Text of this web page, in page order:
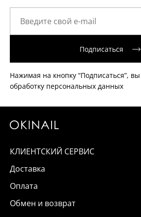
Подписаться
Нажимая на кнопку “Подписаться”,
обработку персональных данных
КЛИЕНТСКИЙ СЕРВИС
Доставка
Оплата
Обмен и возврат